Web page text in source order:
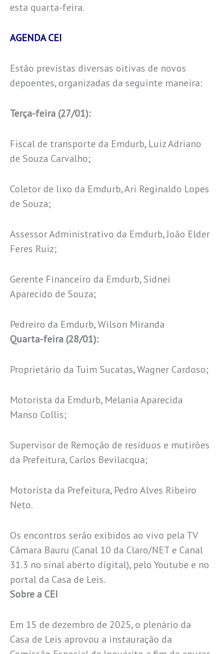
esta quarta-feira.
AGENDA CEI
Estão previstas diversas oitivas de novos
depoentes, organizadas da seguinte maneira:
Terça-feira (27/01):
Fiscal de transporte da Emdurb, Luiz Adriano
de Souza Carvalho;
Coletor de lixo da Emdurb, Ari Reginaldo Lopes
de Souza;
Assessor Administrativo da Emdurb, João Elder
Feres Ruiz;
Gerente Financeiro da Emdurb, Sidnei
Aparecido de Souza;
Pedreiro da Emdurb, Wilson Miranda
Quarta-feira (28/01):
Proprietário da Tuim Sucatas, Wagner Cardoso;
Motorista da Emdurb, Melania Aparecida
Manso Collis;
Supervisor de Remoção de resíduos e mutirões
da Prefeitura, Carlos Bevilacqua;
Motorista da Prefeitura, Pedro Alves Ribeiro
Neto.
Os encontros serão exibidos ao vivo pela TV
Câmara Bauru (Canal 10 da Claro/NET e Canal
31.3 no sinal aberto digital), pelo Youtube e no
portal da Casa de Leis.
Sobre a CEI
Em 15 de dezembro de 2025, o plenário da
Casa de Leis aprovou a instauração da